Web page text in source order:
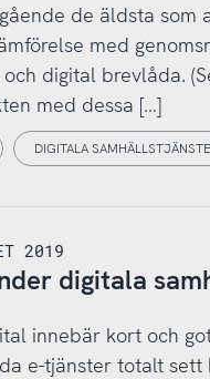
de äldsta som
med
digital brevlåda.
med dessa […]
DIGITALA
2019
digitala
innebär kort och
e-tjänster totalt sett